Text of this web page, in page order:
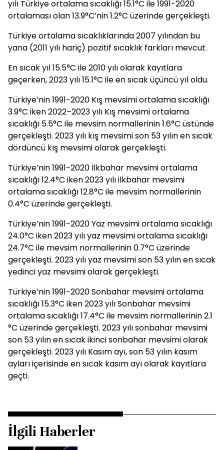
yılı Türkiye ortalama sıcaklığı 15.1°C ile 1991-2020
ortalaması olan 13.9°C’nin 1.2°C üzerinde gerçekleşti.
Türkiye ortalama sıcaklıklarında 2007 yılından bu
yana (2011 yılı hariç) pozitif sıcaklık farkları mevcut.
En sıcak yıl 15.5°C ile 2010 yılı olarak kayıtlara
geçerken, 2023 yılı 15.1°C ile en sıcak üçüncü yıl oldu.
Türkiye’nin 1991-2020 Kış mevsimi ortalama sıcaklığı
3.9°C iken 2022–2023 yılı Kış mevsimi ortalama
sıcaklığı 5.5°C ile mevsim normallerinin 1.6°C üstünde
gerçekleşti. 2023 yılı kış mevsimi son 53 yılın en sıcak
dördüncü kış mevsimi olarak gerçekleşti.
Türkiye’nin 1991-2020 İlkbahar mevsimi ortalama
sıcaklığı 12.4°C iken 2023 yılı ilkbahar mevsimi
ortalama sıcaklığı 12.8°C ile mevsim normallerinin
0.4°C üzerinde gerçekleşti.
Türkiye’nin 1991-2020 Yaz mevsimi ortalama sıcaklığı
24.0°C iken 2023 yılı yaz mevsimi ortalama sıcaklığı
24.7°C ile mevsim normallerinin 0.7°C üzerinde
gerçekleşti. 2023 yılı yaz mevsimi son 53 yılın en sıcak
yedinci yaz mevsimi olarak gerçekleşti.
Türkiye’nin 1991-2020 Sonbahar mevsimi ortalama
sıcaklığı 15.3°C iken 2023 yılı Sonbahar mevsimi
ortalama sıcaklığı 17.4°C ile mevsim normallerinin 2.1
°C üzerinde gerçekleşti. 2023 yılı sonbahar mevsimi
son 53 yılın en sıcak ikinci sonbahar mevsimi olarak
gerçekleşti. 2023 yılı Kasım ayı, son 53 yılın kasım
ayları içerisinde en sıcak kasım ayı olarak kayıtlara
geçti.
İlgili Haberler